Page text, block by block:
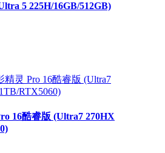
5 225H/16GB/512GB)
16酷睿版 (Ultra7 270HX